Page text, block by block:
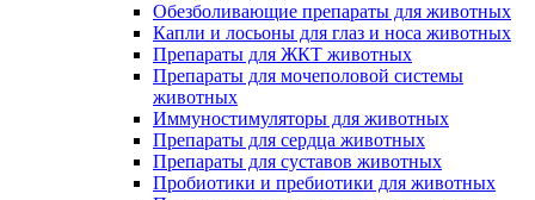
Обезболивающие препараты для животных
Капли и лосьоны для глаз и носа животных
Препараты для ЖКТ животных
Препараты для мочеполовой системы
животных
Иммуностимуляторы для животных
Препараты для сердца животных
Препараты для суставов животных
Пробиотики и пребиотики для животных